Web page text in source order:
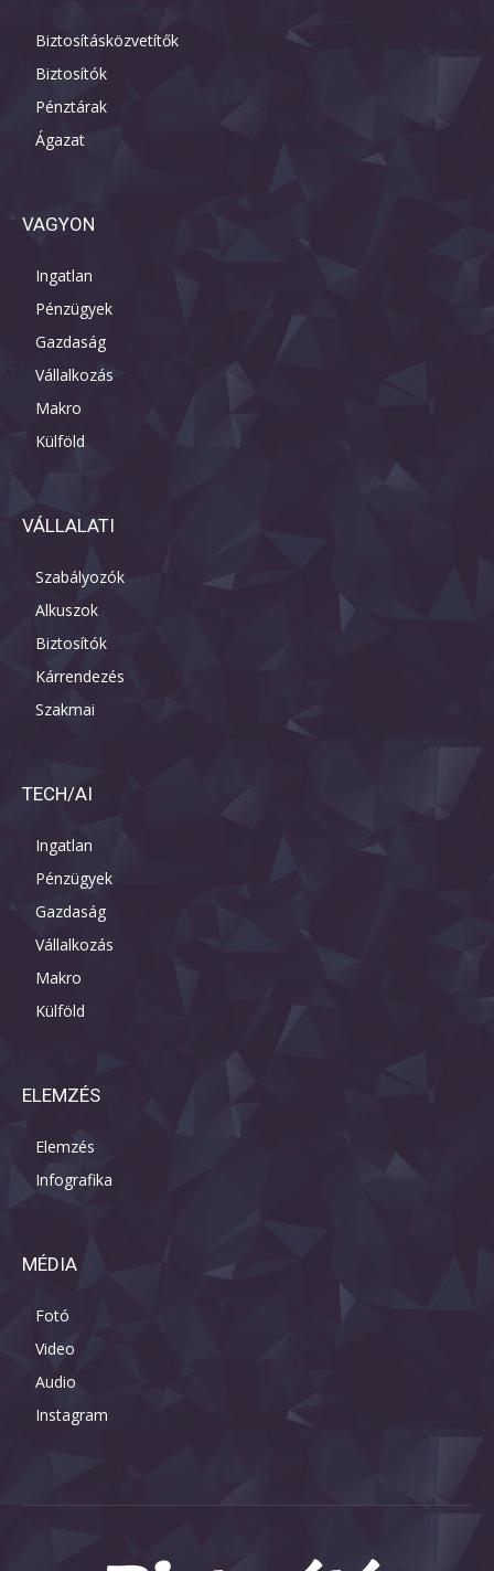
Biztosításközvetítők
Biztosítók
Pénztárak
Ágazat
VAGYON
Ingatlan
Pénzügyek
Gazdaság
Vállalkozás
Makro
Külföld
VÁLLALATI
Szabályozók
Alkuszok
Biztosítók
Kárrendezés
Szakmai
TECH/AI
Ingatlan
Pénzügyek
Gazdaság
Vállalkozás
Makro
Külföld
ELEMZÉS
Elemzés
Infografika
MÉDIA
Fotó
Video
Audio
Instagram